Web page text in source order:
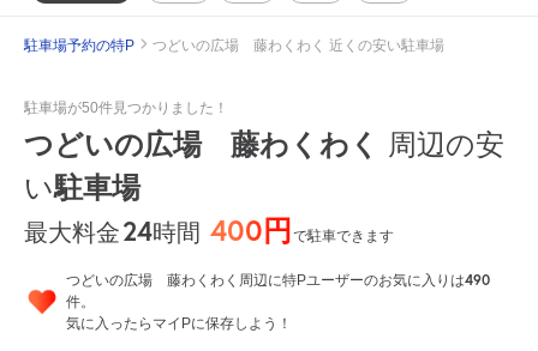
駐車場予約の特P つどいの広場 藤わくわく 近くの安い駐車場
駐車場が50件見つかりました！
つどいの広場 藤わくわく 周辺の安
い駐車場
最大料金24時間 400円で駐車できます
つどいの広場 藤わくわく周辺に特Pユーザーのお気に入りは490
件。
気に入ったらマイPに保存しよう！